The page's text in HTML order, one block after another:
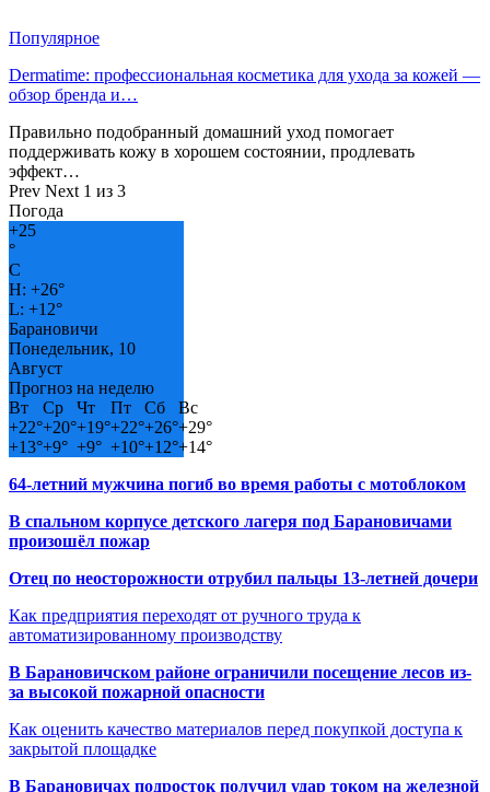
Популярное
Dermatime: профессиональная косметика для ухода за кожей —
обзор бренда и…
Правильно подобранный домашний уход помогает
поддерживать кожу в хорошем состоянии, продлевать
эффект…
Prev Next 1 из 3
Погода
+25
°
C
H: +26°
L: +12°
Барановичи
Понедельник, 10
Август
Прогноз на неделю
Вт
Ср Чт Пт Сб
Вс
+22°+20°+19°+22°+26°+29°
+13°+9° +9° +10°+12°+14°
64-летний мужчина погиб во время работы с мотоблоком
В спальном корпусе детского лагеря под Барановичами
произошёл пожар
Отец по неосторожности отрубил пальцы 13-летней дочери
Как предприятия переходят от ручного труда к
автоматизированному производству
В Барановичском районе ограничили посещение лесов из-
за высокой пожарной опасности
Как оценить качество материалов перед покупкой доступа к
закрытой площадке
В Барановичах подросток получил удар током на железной